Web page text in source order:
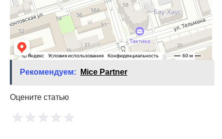
Рекомендуем: Mice Partner
Оцените статью